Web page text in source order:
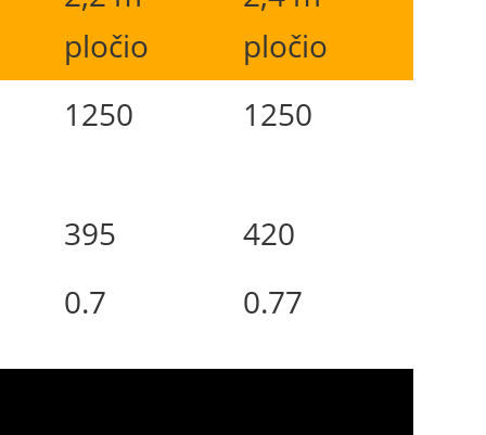
pločio
pločio
1250 1250
395
420
0.7 0.77